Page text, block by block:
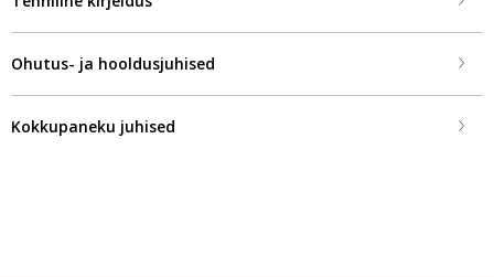
Ohutus- ja hooldusjuhised
Kokkupaneku juhised